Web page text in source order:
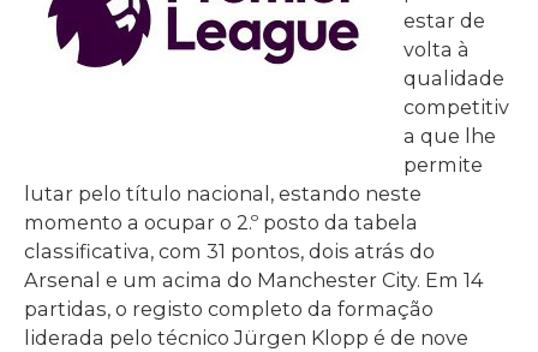
estar de
volta à
qualidade
competitiv
a que lhe
permite
lutar pelo título nacional, estando neste
momento a ocupar o 2.º posto da tabela
classificativa, com 31 pontos, dois atrás do
Arsenal e um acima do Manchester City. Em 14
partidas, o registo completo da formação
liderada pelo técnico Jürgen Klopp é de nove